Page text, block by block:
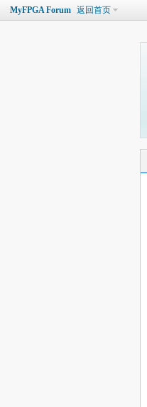
MyFPGA Forum 返回首页